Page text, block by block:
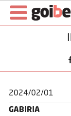
2024/02/01
GABIRIA